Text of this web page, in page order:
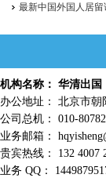
最新中国外国人居
机构名称： 华清出国
办公地址： 北京市朝
公司总机： 010-
业务邮箱：
贵宾热线： 132 4007
业务 QQ：